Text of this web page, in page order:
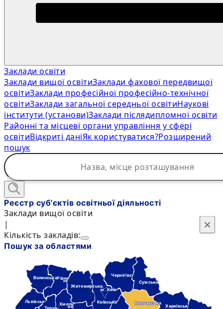
Заклади освіти
Заклади вищої освітиЗаклади фахової передвищої
освітиЗаклади професійної професійно-технічної
освітиЗаклади загальної середньої освітиНаукові
інститути (установи)Заклади післядипломної освіти
Районні та місцеві органи управління у сфері
освітиВідкриті даніЯк користуватися?Розширений
пошук
×
Реєстр суб'єктів освітньої діяльності
Заклади вищої освіти
|
Кількість закладів:
Пошук за областями
Чернігівська
Харківська
Хмель-
ницька
Київська
м. Київ
Львівська Полтавська
Рівне-
нська Сумська
Терно-
Волинська
Житомирська
×